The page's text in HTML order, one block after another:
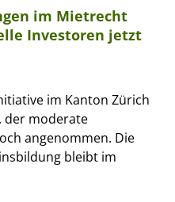
im Mietrecht
Investoren jetzt
im Kanton Zürich
der moderate
angenommen. Die
bleibt im